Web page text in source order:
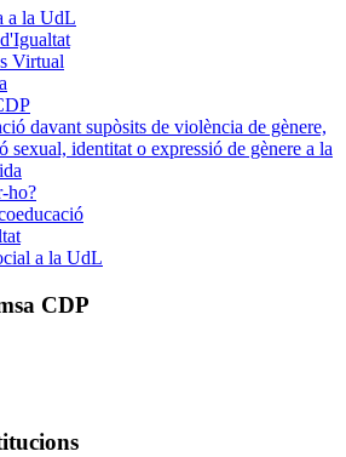
a la UdL
Virtual
davant supòsits de violència de gènere,
sexual, identitat o expressió de gènere a la
ho?
a la UdL
CDP